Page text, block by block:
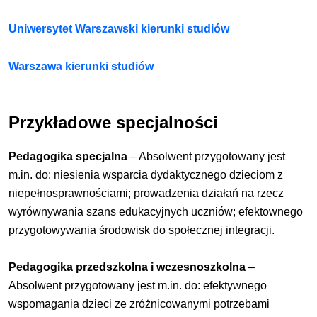
Uniwersytet Warszawski kierunki studiów
Warszawa kierunki studiów
Przykładowe specjalności
Pedagogika specjalna– Absolwent przygotowany jest
m.in. do: niesienia wsparcia dydaktycznego dzieciom z
niepełnosprawnościami; prowadzenia działań na rzecz
wyrównywania szans edukacyjnych uczniów; efektownego
przygotowywania środowisk do społecznej integracji.
Pedagogika przedszkolna i wczesnoszkolna–
Absolwent przygotowany jest m.in. do: efektywnego
wspomagania dzieci ze zróżnicowanymi potrzebami